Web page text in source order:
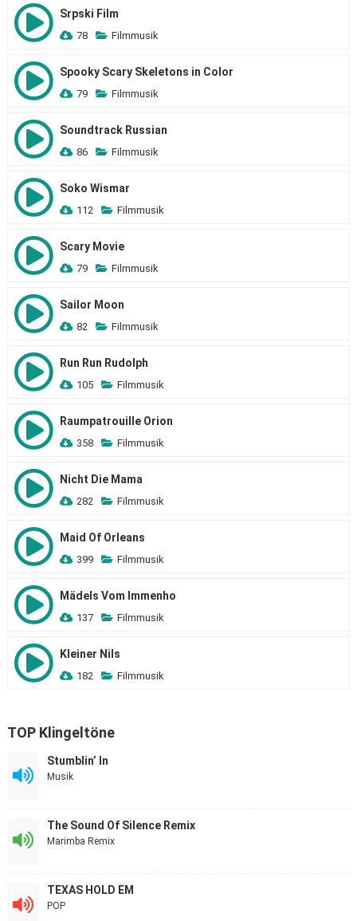
Srpski Film
78 Filmmusik
Spooky Scary Skeletons in Color
79 Filmmusik
Soundtrack Russian
86 Filmmusik
Soko Wismar
112 Filmmusik
Scary Movie
79 Filmmusik
Sailor Moon
82 Filmmusik
Run Run Rudolph
105 Filmmusik
Raumpatrouille Orion
358 Filmmusik
Nicht Die Mama
282 Filmmusik
Maid Of Orleans
399 Filmmusik
Mädels Vom Immenho
137 Filmmusik
Kleiner Nils
182 Filmmusik
TOP Klingeltöne
Stumblin’ In
Musik
The Sound Of Silence Remix
Marimba Remix
TEXAS HOLD EM
POP